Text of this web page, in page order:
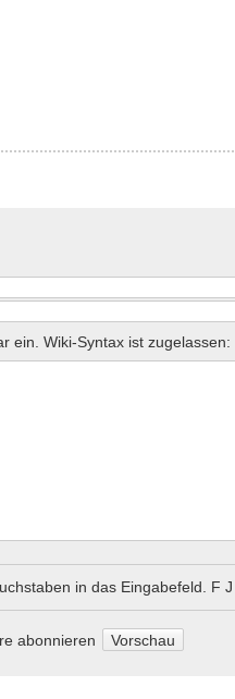
ein. Wiki-Syntax ist zugelassen:
in das Eingabefeld. F
abonnieren